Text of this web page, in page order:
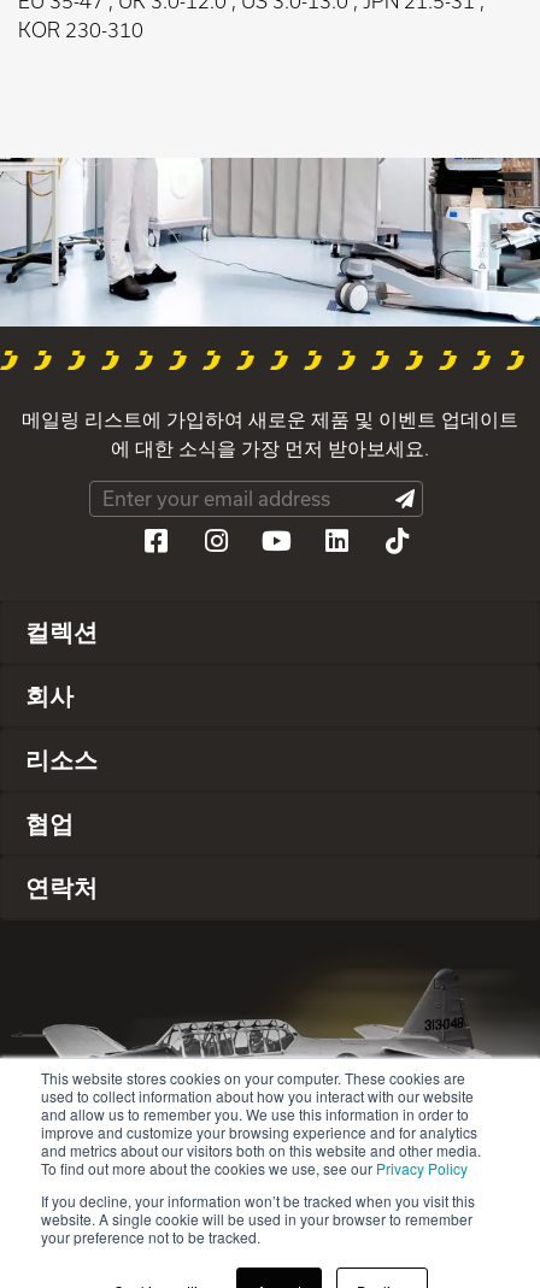
This website stores cookies on your computer. These cookies are
used to collect information about how you interact with our website
and allow us to remember you. We use this information in order to
improve and customize your browsing experience and for analytics
and metrics about our visitors both on this website and other media.
To find out more about the cookies we use, see our Privacy Policy
If you decline, your information won’t be tracked when you visit this
website. A single cookie will be used in your browser to remember
your preference not to be tracked.
KOR 230-310
메일링 리스트에 가입하여 새로운 제품 및 이벤트 업데이트
에 대한 소식을 가장 먼저 받아보세요.
컬렉션
회사
리소스
협업
연락처
© 2020-2024 Safety Jogger All rights reserved
Site map
개인정보 보호정책